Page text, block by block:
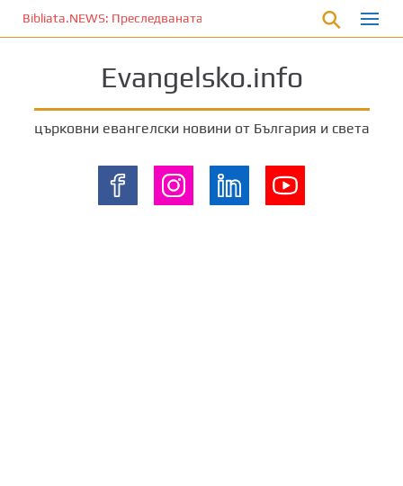
Bibliata.NEWS: Преследваната църква [9 август 2026]
Evangelsko.info
църковни евангелски новини от България и света